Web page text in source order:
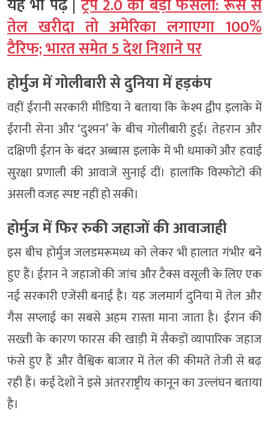
यह भी पढ़ें |ट्रंप 2.0 का बड़ा फैसला: रूस से
तेल खरीदा तो अमेरिका लगाएगा 100%
टैरिफ; भारत समेत 5 देश निशाने पर
होर्मुज में गोलीबारी से दुनिया में हड़कंप
वहीं ईरानी सरकारी मीडिया ने बताया कि केश्म द्वीप इलाके में
ईरानी सेना और ‘दुश्मन’ के बीच गोलीबारी हुई। तेहरान और
दक्षिणी ईरान के बंदर अब्बास इलाके में भी धमाकों और हवाई
सुरक्षा प्रणाली की आवाजें सुनाई दीं। हालांकि विस्फोटों की
असली वजह स्पष्ट नहीं हो सकी।
होर्मुज में फिर रुकी जहाजों की आवाजाही
इस बीच होर्मुज जलडमरूमध्य को लेकर भी हालात गंभीर बने
हुए हैं। ईरान ने जहाजों की जांच और टैक्स वसूली के लिए एक
नई सरकारी एजेंसी बनाई है। यह जलमार्ग दुनिया में तेल और
गैस सप्लाई का सबसे अहम रास्ता माना जाता है। ईरान की
सख्ती के कारण फारस की खाड़ी में सैकड़ों व्यापारिक जहाज
फंसे हुए हैं और वैश्विक बाजार में तेल की कीमतें तेजी से बढ़
रही हैं। कई देशों ने इसे अंतरराष्ट्रीय कानून का उल्लंघन बताया
है।